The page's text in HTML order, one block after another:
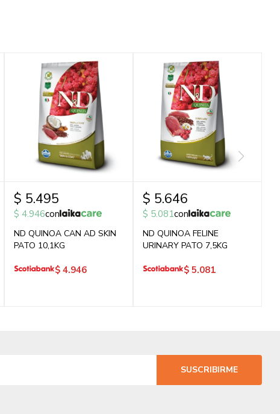
$ 5.495
$ 4.946con
ND QUINOA CAN AD SKIN
PATO 10,1KG
$ 4.946
$ 5.646
$ 5.081con
ND QUINOA FELINE
URINARY PATO 7,5KG
$ 5.081
SUSCRIBIRME